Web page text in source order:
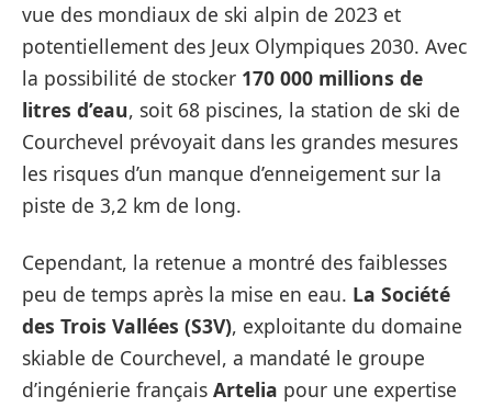
vue des mondiaux de ski alpin de 2023 et
potentiellement des Jeux Olympiques 2030. Avec
la possibilité de stocker 170 000 millions de
litres d’eau, soit 68 piscines, la station de ski de
Courchevel prévoyait dans les grandes mesures
les risques d’un manque d’enneigement sur la
piste de 3,2 km de long.
Cependant, la retenue a montré des faiblesses
peu de temps après la mise en eau. La Société
des Trois Vallées (S3V), exploitante du domaine
skiable de Courchevel, a mandaté le groupe
d’ingénierie français Artelia pour une expertise